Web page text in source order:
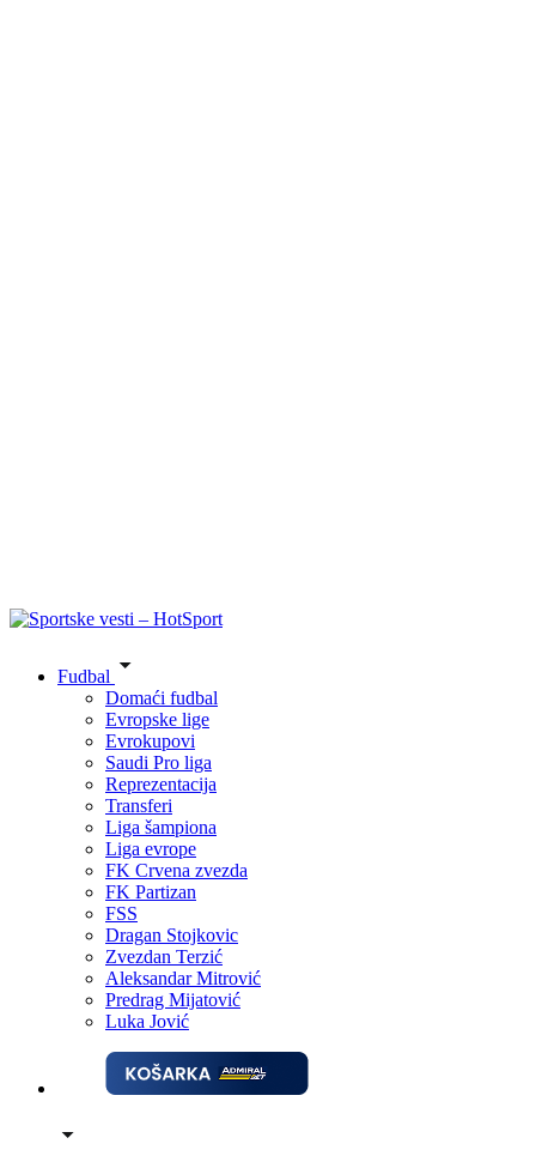
Fudbal
Domaći fudbal
Evropske lige
Evrokupovi
Saudi Pro liga
Reprezentacija
Transferi
Liga šampiona
Liga evrope
FK Crvena zvezda
FK Partizan
FSS
Dragan Stojkovic
Zvezdan Terzić
Aleksandar Mitrović
Predrag Mijatović
Luka Jović